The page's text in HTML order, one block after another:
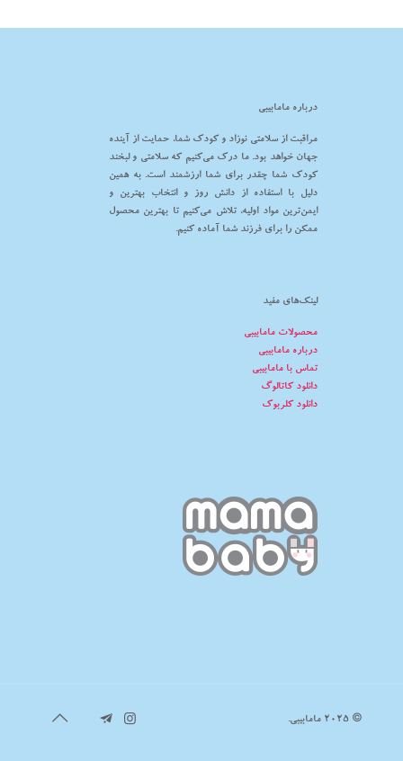
درباره مامابیبی
مراقبت از سلامتی نوزاد و کودک شما، حمایت از آینده
جهان خواهد بود. ما درک می‌کنیم که سلامتی و لبخند
کودک شما چقدر برای شما ارزشمند است. به همین
دلیل با استفاده از دانش روز و انتخاب بهترین و
ایمن‌ترین مواد اولیه، تلاش می‌کنیم تا بهترین محصول
ممکن را برای فرزند شما آماده کنیم.
لینک‌های مفید
محصولات مامابیبی
درباره مامابیبی
تماس با مامابیبی
دانلود کاتالوگ
دانلود کلربوک
© 2025 مامابیبی.